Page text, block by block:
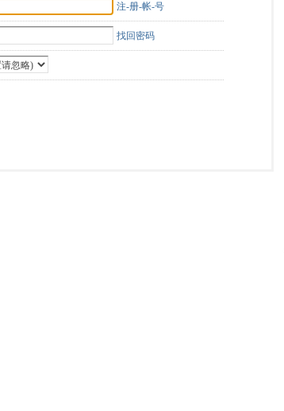
注-册-帐-号
找回密码